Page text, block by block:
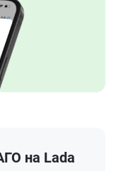
на Lada